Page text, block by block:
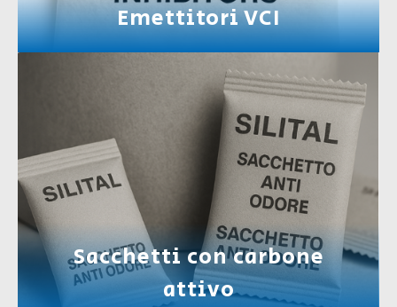
Emettitori VCI
Sacchetti con carbone
attivo